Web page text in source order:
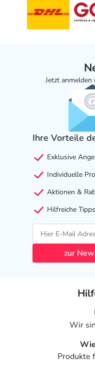
Jetzt
Ihre Vorteile
Exklusive
Individuelle
Aktionen &
Hilfreiche
zur
Wir
Produkte